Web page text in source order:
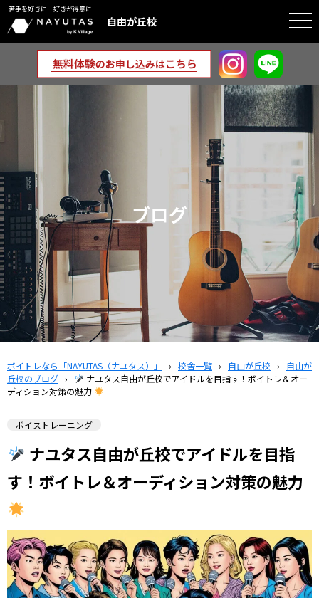
苦手を好きに 好きが得意に
自由が丘校
ブログ
ボイトレなら「NAYUTAS（ナユタス）」 › 校舎一覧 › 自由が丘校 ›
自由が
丘校のブログ ›
ナユタス自由が丘校でアイドルを目指す！ボイトレ＆オー
ディション対策の魅力
ボイストレーニング
ナユタス自由が丘校でアイドルを目指
す！ボイトレ＆オーディション対策の魅力